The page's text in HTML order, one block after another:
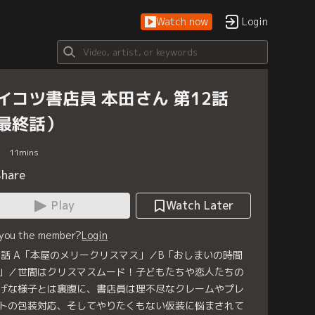
Watch now Login
コツ書店員 本田さん 第12話
終話）
11mins
Play
Watch Later
the member?Login
A「本屋のメリークリスマス」／B「おしまいの時間
／世間はクリスマスムード！子どもたちや恋人たちの
な様子とは裏腹に、書店員は理不尽なクレームやプレ
の包装対応、そしてやりたくもない仮装に悩まされて